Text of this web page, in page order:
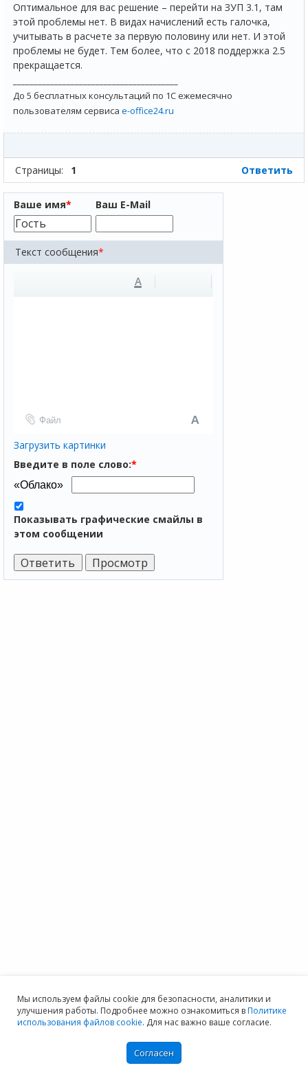
Оптимальное для вас решение – перейти на ЗУП 3.1, там
этой проблемы нет. В видах начислений есть галочка,
учитывать в расчете за первую половину или нет. И этой
проблемы не будет. Тем более, что с 2018 поддержка 2.5
прекращается.
До 5 бесплатных консультаций по 1С ежемесячно
пользователям сервиса e-office24.ru
Страницы: 1 Ответить
Ваше имя* Ваш E-Mail
Текст сообщения*
A
Файл
Загрузить картинки
Введите в поле слово:*
Показывать графические смайлы в
этом сообщении
Мы используем файлы cookie для безопасности, аналитики и
улучшения работы. Подробнее можно ознакомиться вПолитике
использования файлов cookie. Для нас важно ваше согласие.
Согласен